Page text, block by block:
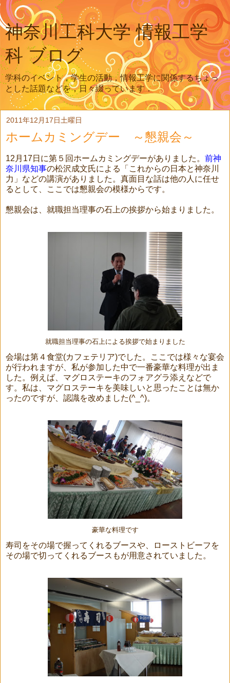
神奈川工科大学 情報工学
科 ブログ
学科のイベント，学生の活動，情報工学に関係するちょっ
とした話題などを，日々綴っています．
2011年12月17日土曜日
ホームカミングデー ～懇親会～
12月17日に第５回ホームカミングデーがありました。 前神
奈川県知事の松沢成文氏による「これからの日本と神奈川
力」などの講演がありました。真面目な話は他の人に任せ
るとして、ここでは懇親会の模様からです。
懇親会は、就職担当理事の石上の挨拶から始まりました。
就職担当理事の石上による挨拶で始まりました
会場は第４食堂(カフェテリア)でした。ここでは様々な宴会
が行われますが、私が参加した中で一番豪華な料理が出ま
した。例えば、マグロステーキのフォアグラ添えなどで
す。私は、マグロステーキを美味しいと思ったことは無か
ったのですが、認識を改めました(^_^)。
豪華な料理です
寿司をその場で握ってくれるブースや、ローストビーフを
その場で切ってくれるブースもが用意されていました。